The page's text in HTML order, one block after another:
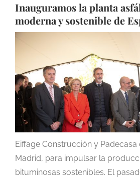
Inauguramos la planta
moderna y sostenible de
Eiffage Construcción y
Madrid, para impulsar la
bituminosas sostenibles. El